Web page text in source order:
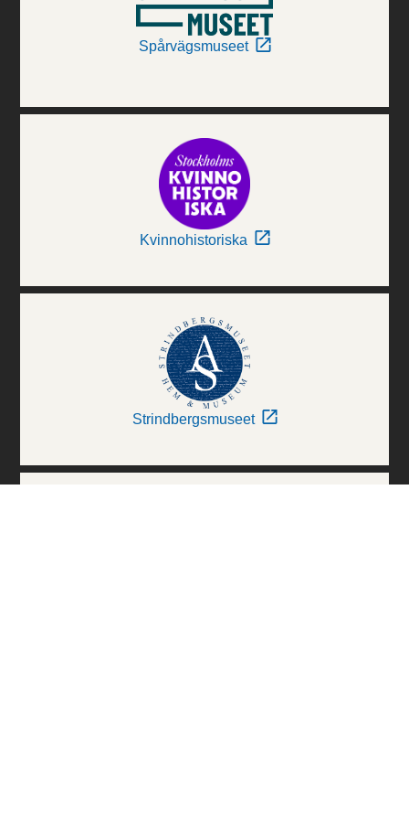
Spårvägsmuseet
Kvinnohistoriska
Strindbergsmuseet